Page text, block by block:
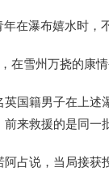
年在瀑布嬉水时，
在雪州万挠的康
国籍男子在上述
来救援的是同一
阿占说，当局接